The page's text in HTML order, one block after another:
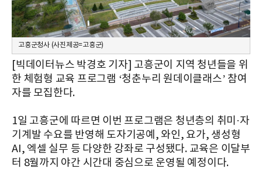
고흥군청사 (사진제공=고흥군)
[빅데이터뉴스 박경호 기자] 고흥군이 지역 청년들을 위
한 체험형 교육 프로그램 ‘청춘누리 원데이클래스’ 참여
자를 모집한다.
1일 고흥군에 따르면 이번 프로그램은 청년층의 취미·자
기계발 수요를 반영해 도자기공예, 와인, 요가, 생성형
AI, 엑셀 실무 등 다양한 강좌로 구성됐다. 교육은 이달부
터 8월까지 야간 시간대 중심으로 운영될 예정이다.